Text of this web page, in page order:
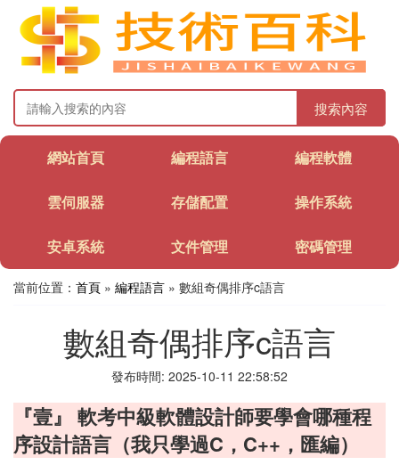
搜索內容
網站首頁 編程語言 編程軟體
雲伺服器 存儲配置 操作系統
安卓系統 文件管理 密碼管理
當前位置： 首頁 » 編程語言 » 數組奇偶排序c語言
數組奇偶排序c語言
發布時間: 2025-10-11 22:58:52
『壹』 軟考中級軟體設計師要學會哪種程
序設計語言（我只學過C，C++，匯編）